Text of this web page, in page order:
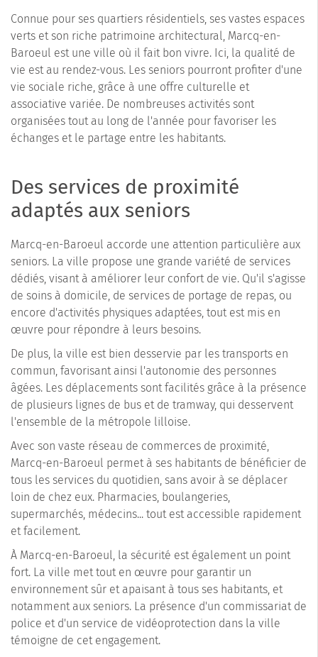
Connue pour ses quartiers résidentiels, ses vastes espaces
verts et son riche patrimoine architectural, Marcq-en-
Baroeul est une ville où il fait bon vivre. Ici, la qualité de
vie est au rendez-vous. Les seniors pourront profiter d'une
vie sociale riche, grâce à une offre culturelle et
associative variée. De nombreuses activités sont
organisées tout au long de l'année pour favoriser les
échanges et le partage entre les habitants.
Des services de proximité
adaptés aux seniors
Marcq-en-Baroeul accorde une attention particulière aux
seniors. La ville propose une grande variété de services
dédiés, visant à améliorer leur confort de vie. Qu'il s'agisse
de soins à domicile, de services de portage de repas, ou
encore d'activités physiques adaptées, tout est mis en
œuvre pour répondre à leurs besoins.
De plus, la ville est bien desservie par les transports en
commun, favorisant ainsi l'autonomie des personnes
âgées. Les déplacements sont facilités grâce à la présence
de plusieurs lignes de bus et de tramway, qui desservent
l'ensemble de la métropole lilloise.
Avec son vaste réseau de commerces de proximité,
Marcq-en-Baroeul permet à ses habitants de bénéficier de
tous les services du quotidien, sans avoir à se déplacer
loin de chez eux. Pharmacies, boulangeries,
supermarchés, médecins... tout est accessible rapidement
et facilement.
À Marcq-en-Baroeul, la sécurité est également un point
fort. La ville met tout en œuvre pour garantir un
environnement sûr et apaisant à tous ses habitants, et
notamment aux seniors. La présence d'un commissariat de
police et d'un service de vidéoprotection dans la ville
témoigne de cet engagement.